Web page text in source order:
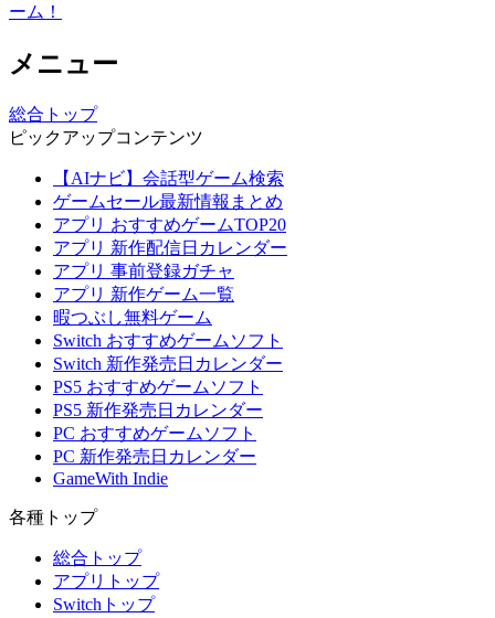
ーム！
メニュー
総合トップ
ピックアップコンテンツ
【AIナビ】会話型ゲーム検索
ゲームセール最新情報まとめ
アプリ おすすめゲームTOP20
アプリ 新作配信日カレンダー
アプリ 事前登録ガチャ
アプリ 新作ゲーム一覧
暇つぶし無料ゲーム
Switch おすすめゲームソフト
Switch 新作発売日カレンダー
PS5 おすすめゲームソフト
PS5 新作発売日カレンダー
PC おすすめゲームソフト
PC 新作発売日カレンダー
GameWith Indie
各種トップ
総合トップ
アプリトップ
Switchトップ